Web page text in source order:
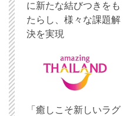
に新たな結びつきをも
たらし、様々な課題解
決を実現
「癒しこそ新しいラグ